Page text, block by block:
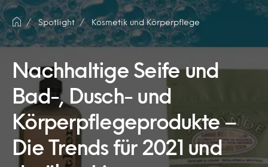
Spotlight Kosmetik und Körperpflege
Nachhaltige Seife und
Bad-, Dusch- und
Körperpflegeprodukte –
Die Trends für 2021 und